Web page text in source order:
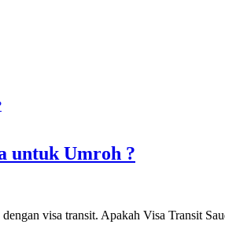
untuk Umroh ?
visa transit. Apakah Visa Transit